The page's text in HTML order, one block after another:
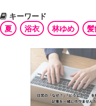
キーワード
夏
浴衣 林ゆめ 髪